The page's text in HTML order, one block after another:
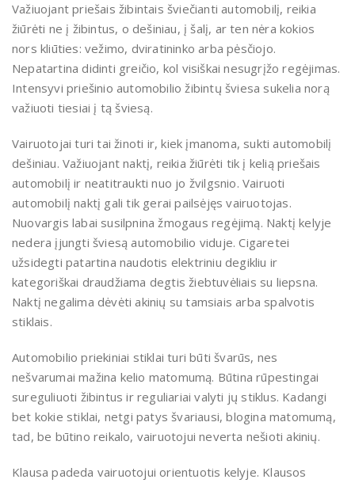
Važiuojant priešais žibintais šviečianti automobilį, reikia
žiūrėti ne į žibintus, o dešiniau, į šalį, ar ten nėra kokios
nors kliūties: vežimo, dviratininko arba pėsčiojo.
Nepatartina didinti greičio, kol visiškai nesugrįžo regėjimas.
Intensyvi priešinio automobilio žibintų šviesa sukelia norą
važiuoti tiesiai į tą šviesą.
Vairuotojai turi tai žinoti ir, kiek įmanoma, sukti automobilį
dešiniau. Važiuojant naktį, reikia žiūrėti tik į kelią priešais
automobilį ir neatitraukti nuo jo žvilgsnio. Vairuoti
automobilį naktį gali tik gerai pailsėjęs vairuotojas.
Nuovargis labai susilpnina žmogaus regėjimą. Naktį kelyje
nedera įjungti šviesą automobilio viduje. Cigaretei
užsidegti patartina naudotis elektriniu degikliu ir
kategoriškai draudžiama degtis žiebtuvėliais su liepsna.
Naktį negalima dėvėti akinių su tamsiais arba spalvotis
stiklais.
Automobilio priekiniai stiklai turi būti švarūs, nes
nešvarumai mažina kelio matomumą. Būtina rūpestingai
sureguliuoti žibintus ir reguliariai valyti jų stiklus. Kadangi
bet kokie stiklai, netgi patys švariausi, blogina matomumą,
tad, be būtino reikalo, vairuotojui neverta nešioti akinių.
Klausa padeda vairuotojui orientuotis kelyje. Klausos